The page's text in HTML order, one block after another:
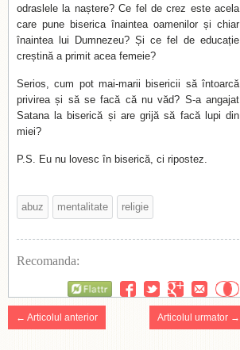
odraslele la naștere? Ce fel de crez este acela
care pune biserica înaintea oamenilor și chiar
înaintea lui Dumnezeu? Și ce fel de educație
creștină a primit acea femeie?
Serios, cum pot mai-marii bisericii să întoarcă
privirea și să se facă că nu văd? S-a angajat
Satana la biserică și are grijă să facă lupi din
miei?
P.S. Eu nu lovesc în biserică, ci ripostez.
abuz mentalitate religie
Recomanda:
← Articolul anterior Articolul urmator →